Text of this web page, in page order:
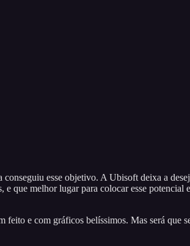
esse objetivo. A Ubisoft deixa a
que melhor lugar para colocar esse potencial
e com gráficos belíssimos. Mas será que